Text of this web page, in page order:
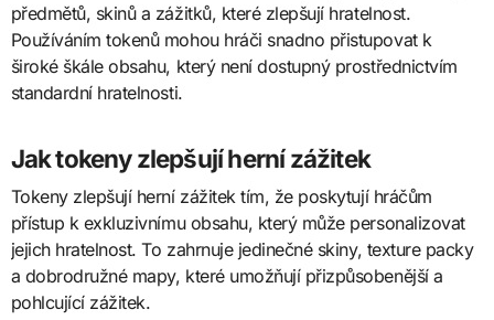
předmětů, skinů a zážitků, které zlepšují hratelnost.
Používáním tokenů mohou hráči snadno přistupovat k
široké škále obsahu, který není dostupný prostřednictvím
standardní hratelnosti.
Jak tokeny zlepšují herní zážitek
Tokeny zlepšují herní zážitek tím, že poskytují hráčům
přístup k exkluzivnímu obsahu, který může personalizovat
jejich hratelnost. To zahrnuje jedinečné skiny, texture packy
a dobrodružné mapy, které umožňují přizpůsobenější a
pohlcující zážitek.